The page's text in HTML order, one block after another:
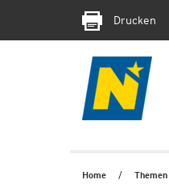
Drucken
Home Themen